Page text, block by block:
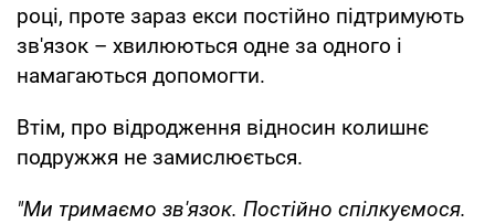
році, проте зараз екси постійно підтримують
зв'язок – хвилюються одне за одного і
намагаються допомогти.
Втім, про відродження відносин колишнє
подружжя не замислюється.
"Ми тримаємо зв'язок. Постійно спілкуємося.